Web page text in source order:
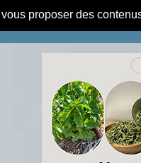
proposer des